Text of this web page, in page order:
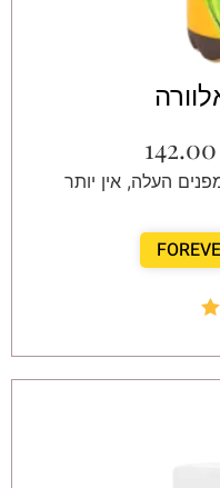
142.00
מפנים העלה, אין יותר